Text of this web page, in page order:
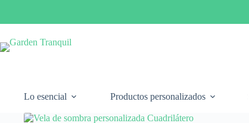
contenido
Lo esencial Productos personalizados